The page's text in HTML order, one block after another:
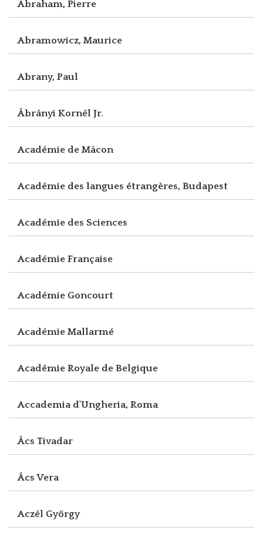
Abraham, Pierre
Abramowicz, Maurice
Abrany, Paul
Ábrányi Kornél Jr.
Académie de Mâcon
Académie des langues étrangères, Budapest
Académie des Sciences
Académie Française
Académie Goncourt
Académie Mallarmé
Académie Royale de Belgique
Accademia d'Ungheria, Roma
Ács Tivadar
Ács Vera
Aczél György